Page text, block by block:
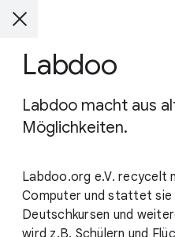
Labdoo
Labdoo macht aus
Möglichkeiten.
Labdoo.org e.V. recycelt
Computer und stattet
Deutschkursen und
wird z.B. Schülern und